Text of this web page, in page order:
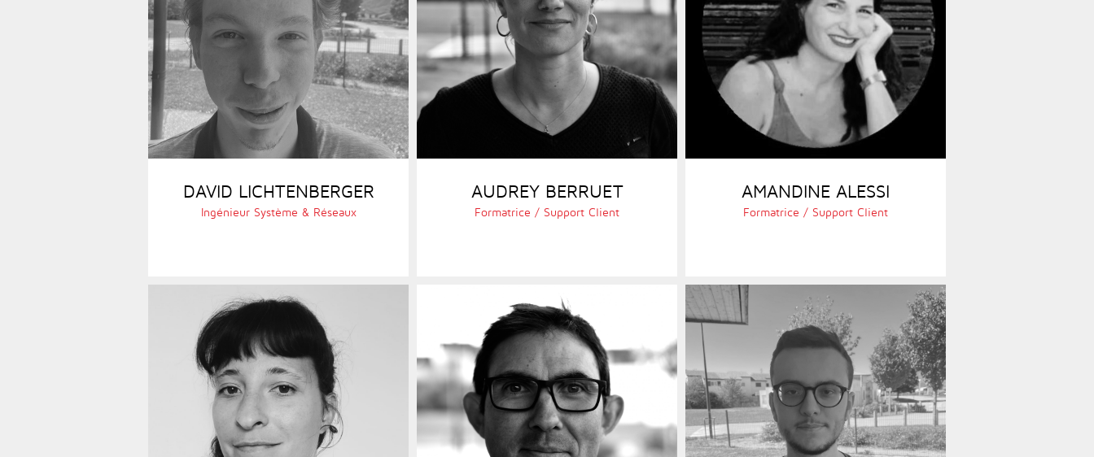
DAVID LICHTENBERGER
Ingénieur Système & Réseaux
AUDREY BERRUET
Formatrice / Support Client
AMANDINE ALESSI
Formatrice / Support Client